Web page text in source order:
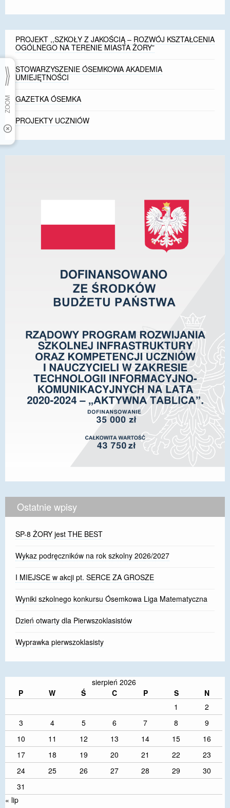
PROJEKT ,,SZKOŁY Z JAKOŚCIĄ – ROZWÓJ KSZTAŁCENIA
OGÓLNEGO NA TERENIE MIASTA ŻORY”
STOWARZYSZENIE ÓSEMKOWA AKADEMIA
UMIEJĘTNOŚCI
GAZETKA ÓSEMKA
PROJEKTY UCZNIÓW
Ostatnie wpisy
SP-8 ŻORY jest THE BEST
Wykaz podręczników na rok szkolny 2026/2027
I MIEJSCE w akcji pt. SERCE ZA GROSZE
Wyniki szkolnego konkursu Ósemkowa Liga Matematyczna
Dzień otwarty dla Pierwszoklasistów
Wyprawka pierwszoklasisty
sierpień 2026
P
W Ś C P S
N
1
2
3
4 5 6 7 8
9
10
11 12 13 14 15
16
17
18 19 20 21 22
23
24
25 26 27 28 29
30
31
« lip